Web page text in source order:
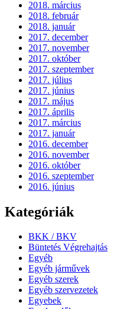
2018. március
2018. február
2018. január
2017. december
2017. november
2017. október
2017. szeptember
2017. július
2017. június
2017. május
2017. április
2017. március
2017. január
2016. december
2016. november
2016. október
2016. szeptember
2016. június
Kategóriák
BKK / BKV
Büntetés Végrehajtás
Egyéb
Egyéb járművek
Egyéb szerek
Egyéb szervezetek
Egyebek